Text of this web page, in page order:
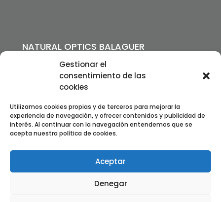
Gestionar el
consentimiento de las
cookies
Utilizamos cookies propias y de terceros para mejorar la
experiencia de navegación, y ofrecer contenidos y publicidad de
interés. Al continuar con la navegación entendemos que se
acepta nuestra política de cookies.
Aceptar
Denegar
NATURAL OPTICS BALAGUER
25600 Balaguer, Lleida
973 443 691
Política de privacitat
Política de cookies
Termes i condicions
Dret de desistiment